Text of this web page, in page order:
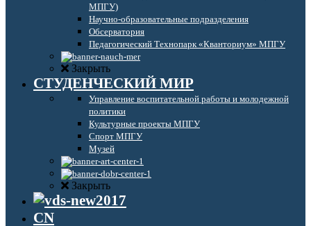
МПГУ)
Научно-образовательные подразделения
Обсерватория
Педагогический Технопарк «Кванториум» МПГУ
Закрыть
СТУДЕНЧЕСКИЙ МИР
Управление воспитательной работы и молодежной
политики
Культурные проекты МПГУ
Спорт МПГУ
Музей
Закрыть
CN